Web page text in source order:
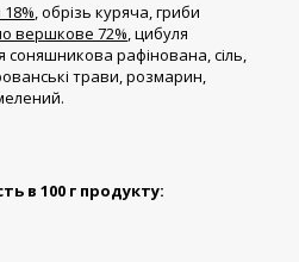
, обрізь куряча, гриби
вершкове 72%, цибуля
соняшникова рафінована, сіль,
трави, розмарин,
в 100 г продукту: